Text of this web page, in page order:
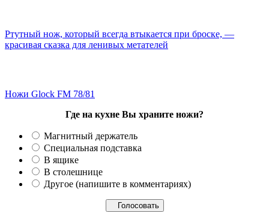
Ртутный нож, который всегда втыкается при броске, —
красивая сказка для ленивых метателей
Ножи Glock FM 78/81
Где на кухне Вы храните ножи?
Магнитный держатель
Специальная подставка
В ящике
В столешнице
Другое (напишите в комментариях)